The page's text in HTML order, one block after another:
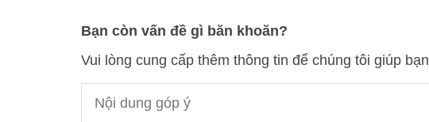
Bạn còn vấn đề gì băn khoăn?
Vui lòng cung cấp thêm thông tin để chúng tôi giúp bạn